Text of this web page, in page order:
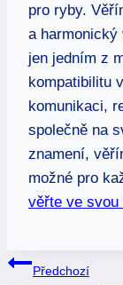
pro ryby.
a harmonický
jen jedním z
kompatibilitu
komunikaci,
společně na
znamení,
možné pro
věřte ve svou
Navigace
Předchozí